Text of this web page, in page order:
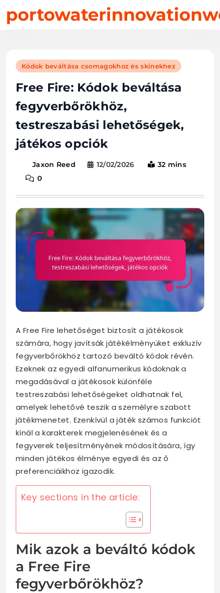
Kódok beváltása csomagokhoz és skinekhez
Free Fire: Kódok beváltása
fegyverbőrökhöz,
testreszabási lehetőségek,
játékos opciók
Jaxon Reed 12/02/2026
32 mins
0
A Free Fire lehetőséget biztosít a játékosok
számára, hogy javítsák játékélményüket exkluzív
fegyverbőrökhöz tartozó beváltó kódok révén.
Ezeknek az egyedi alfanumerikus kódoknak a
megadásával a játékosok különféle
testreszabási lehetőségeket oldhatnak fel,
amelyek lehetővé teszik a személyre szabott
játékmenetet. Ezenkívül a játék számos funkciót
kínál a karakterek megjelenésének és a
fegyverek teljesítményének módosítására, így
minden játékos élménye egyedi és az ő
preferenciáikhoz igazodik.
Key sections in the article:
Mik azok a beváltó kódok
a Free Fire
fegyverbőrökhöz?